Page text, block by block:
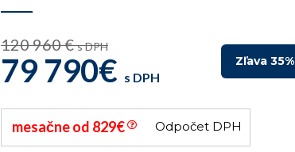
120 960 €s DPH
79 790€ s DPH
Zľava 35%
mesačne od 829€ Odpočet DPH